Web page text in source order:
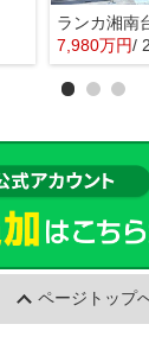
ランカ湘南
7,980万円/
ページトップ